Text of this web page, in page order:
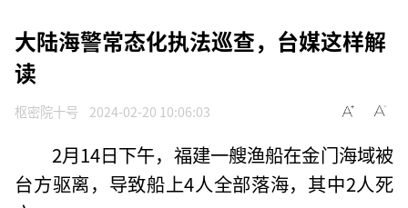
大陆海警常态化执法巡查，台媒这样解
读
枢密院十号 2024-02-20 10:06:03
2月14日下午，福建一艘渔船在金门海域被
台方驱离，导致船上4人全部落海，其中2人死